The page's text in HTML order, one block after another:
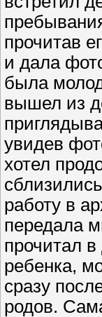
прочитав
и дала
была
вышел из
увидев
хотел
работу в
передала
прочитал
ребенка,
сразу
родов.